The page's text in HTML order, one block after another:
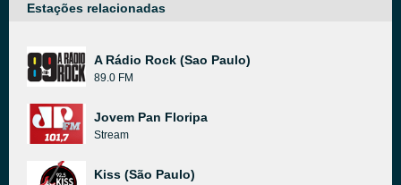
Estações relacionadas
A Rádio Rock (Sao Paulo)
89.0 FM
Jovem Pan Floripa
Stream
Kiss (São Paulo)